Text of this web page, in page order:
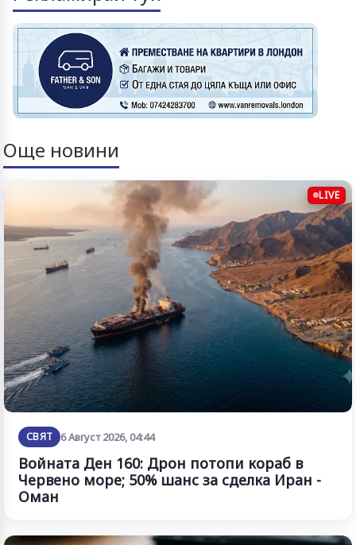
Още новини
LIVE
СВЯТ 6 Август 2026, 04:44
Войната Ден 160: Дрон потопи кораб в
Червено море; 50% шанс за сделка Иран -
Оман